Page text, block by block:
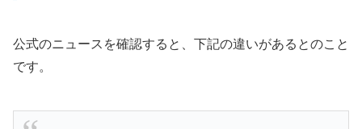
公式のニュースを確認すると、下記の違いがあるとのこと
です。